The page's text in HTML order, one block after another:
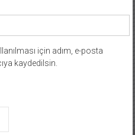
için adım, e-posta
kaydedilsin.